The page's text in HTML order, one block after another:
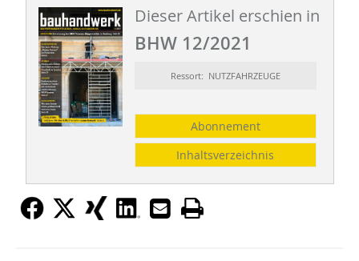
Dieser Artikel erschien in
BHW 12/2021
Ressort: NUTZFAHRZEUGE
Abonnement
Inhaltsverzeichnis